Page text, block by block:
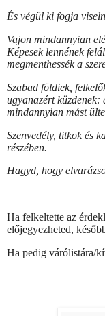
És végül ki fogja
Vajon mindannyian
Képesek lennének
megmenthessék a
Szabad földiek,
ugyanazért
mindannyian mást
Szenvedély, titkok és
részében.
Hagyd, hogy
Ha felkeltette az
előjegyezheted,
Ha pedig várólistára/